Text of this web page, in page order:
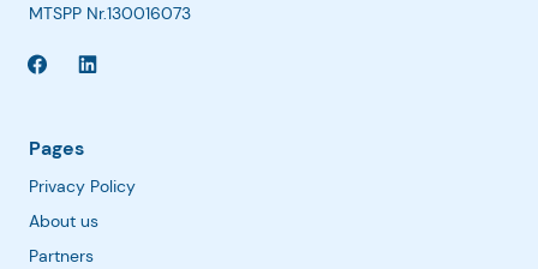
MTSPP Nr.130016073
Pages
Privacy Policy
About us
Partners